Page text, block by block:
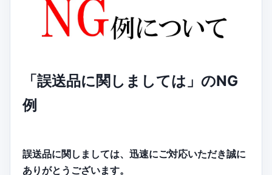
「誤送品に関しましては」のNG
例
誤送品に関しましては、迅速にご対応いただき誠に
ありがとうございます。